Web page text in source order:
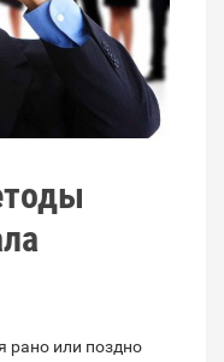
рано или поздно